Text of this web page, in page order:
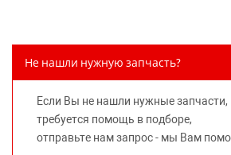
части к той или иной марке
предлагаемых к продаже запасных
автомобилей и их производителей, не
правообладателей указанных
Не нашли нужную запчасть?
Если Вы не нашли нужные
требуется помощь в подборе,
отправьте нам запрос - мы Вам